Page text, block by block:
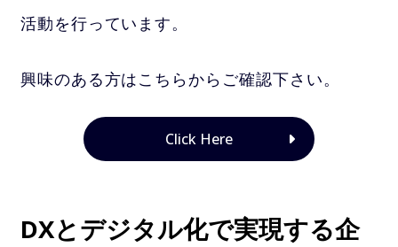
活動を行っています。
興味のある方はこちらからご確認下さい。
Click Here
DXとデジタル化で実現する企